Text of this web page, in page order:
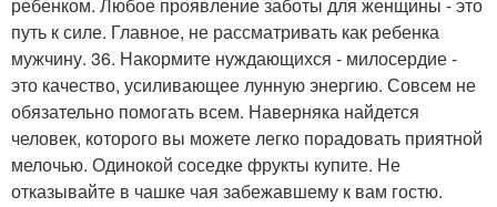
путь к силе. Главное, не рассматривать как ребенка
мужчину. 36. Накормите нуждающихся - милосердие -
это качество, усиливающее лунную энергию. Совсем не
обязательно помогать всем. Наверняка найдется
человек, которого вы можете легко порадовать приятной
мелочью. Одинокой соседке фрукты купите. Не
отказывайте в чашке чая забежавшему к вам гостю.